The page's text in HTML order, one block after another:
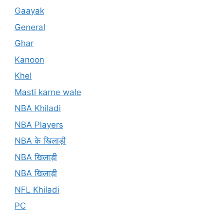
Gaayak
General
Ghar
Kanoon
Khel
Masti karne wale
NBA Khiladi
NBA Players
NBA के खिलाड़ी
NBA खिलाड़ी
NBA खिलाड़ी
NFL Khiladi
PC